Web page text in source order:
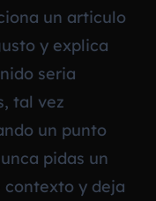
un articulo
y explica
seria
tal vez
un punto
pidas un
y deja